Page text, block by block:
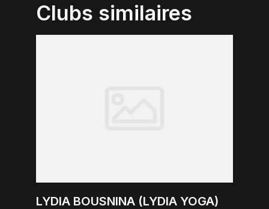
Clubs similaires
LYDIA BOUSNINA (LYDIA YOGA)